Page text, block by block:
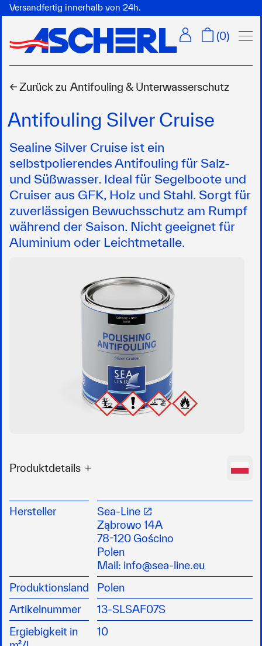
Versandfertig innerhalb von 24h.
(0)
← Zurück zu Antifouling & Unterwasserschutz
Antifouling Silver Cruise
Sealine Silver Cruise ist ein
selbstpolierendes Antifouling für Salz-
und Süßwasser. Ideal für Segelboote und
Cruiser aus GFK, Holz und Stahl. Sorgt für
zuverlässigen Bewuchsschutz am Rumpf
während der Saison. Nicht geeignet für
Aluminium oder Leichtmetalle.
Produktdetails
Süßwasser
speziell geeignet für Segelboote und Cruiser
aus GFK, Holz und Stahl
nicht empfohlen für den Einsatz auf Aluminium
oder anderen Leichtmetallen
GEFAHR: H410, H318, H226, H362, H315,
H317
Hersteller
Sea-Line
Ząbrowo 14A
78-120 Gościno
Polen
Mail: info@sea-line.eu
Produktionsland
Polen
Artikelnummer
13-SLSAF07S
Ergiebigkeit in
10